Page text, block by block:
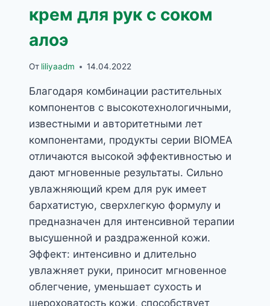
крем для рук с соком
алоэ
От liliyaadm 14.04.2022
Благодаря комбинации растительных
компонентов с высокотехнологичными,
известными и авторитетными лет
компонентами, продукты серии BIOMEA
отличаются высокой эффективностью и
дают мгновенные результаты. Сильно
увлажняющий крем для рук имеет
бархатистую, сверхлегкую формулу и
предназначен для интенсивной терапии
высушенной и раздраженной кожи.
Эффект: интенсивно и длительно
увлажняет руки, приносит мгновенное
облегчение, уменьшает сухость и
шероховатость кожи, способствует